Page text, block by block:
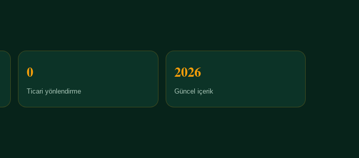
0
Ticari yönlendirme
2026
Güncel içerik